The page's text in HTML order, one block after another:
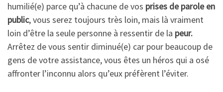
humilié(e) parce qu’à chacune de vos prises de parole en
public, vous serez toujours très loin, mais là vraiment
loin d’être la seule personne à ressentir de la peur.
Arrêtez de vous sentir diminué(e) car pour beaucoup de
gens de votre assistance, vous êtes un héros qui a osé
affronter l’inconnu alors qu’eux préfèrent l’éviter.